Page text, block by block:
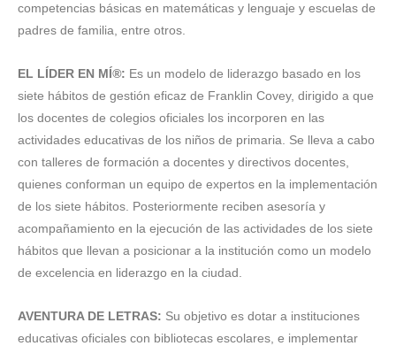
competencias básicas en matemáticas y lenguaje y escuelas de
padres de familia, entre otros.
EL LÍDER EN MÍ ®: Es un modelo de liderazgo basado en los
siete hábitos de gestión eficaz de Franklin Covey, dirigido a que
los docentes de colegios oficiales los incorporen en las
actividades educativas de los niños de primaria. Se lleva a cabo
con talleres de formación a docentes y directivos docentes,
quienes conforman un equipo de expertos en la implementación
de los siete hábitos. Posteriormente reciben asesoría y
acompañamiento en la ejecución de las actividades de los siete
hábitos que llevan a posicionar a la institución como un modelo
de excelencia en liderazgo en la ciudad.
AVENTURA DE LETRAS: Su objetivo es dotar a instituciones
educativas oficiales con bibliotecas escolares, e implementar